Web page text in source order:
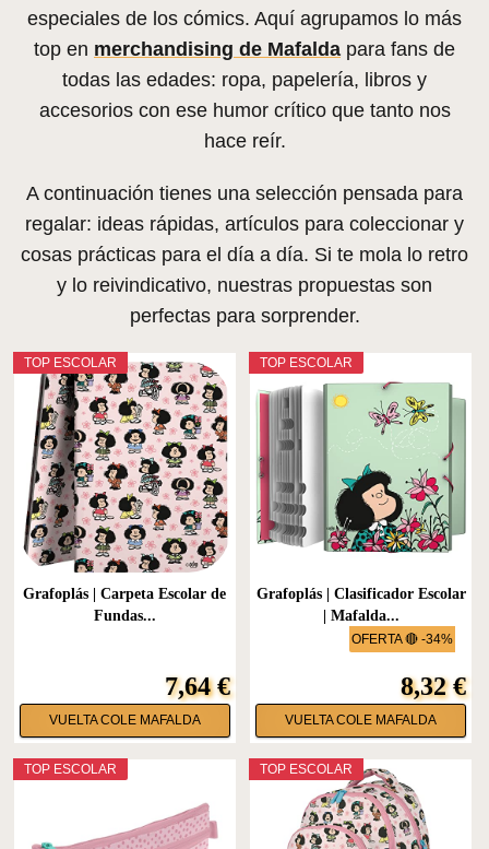
especiales de los cómics. Aquí agrupamos lo más
top en merchandising de Mafalda para fans de
todas las edades: ropa, papelería, libros y
accesorios con ese humor crítico que tanto nos
hace reír.
A continuación tienes una selección pensada para
regalar: ideas rápidas, artículos para coleccionar y
cosas prácticas para el día a día. Si te mola lo retro
y lo reivindicativo, nuestras propuestas son
perfectas para sorprender.
TOP ESCOLAR
Grafoplás | Carpeta Escolar de
Fundas...
7,64 €
VUELTA COLE MAFALDA
OFERTA 🔴 -34%
TOP ESCOLAR
Grafoplás | Clasificador Escolar
| Mafalda...
8,32 €
VUELTA COLE MAFALDA
TOP ESCOLAR TOP ESCOLAR